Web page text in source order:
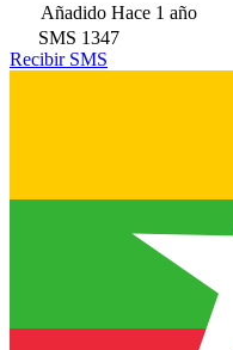
Añadido Hace 1 año
SMS 1347
Recibir SMS